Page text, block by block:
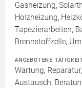
Gasheizung,
Holzheizung,
Tapezierarbeiten,
Brennstoffzelle,
ANGEBOTENE
Wartung,
Austausch,